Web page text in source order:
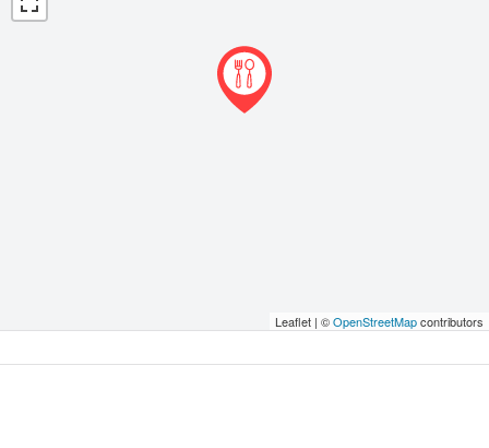
Leaflet | ©OpenStreetMapcontributors